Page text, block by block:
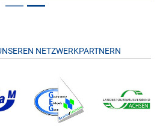
NETZWERKPARTNERN